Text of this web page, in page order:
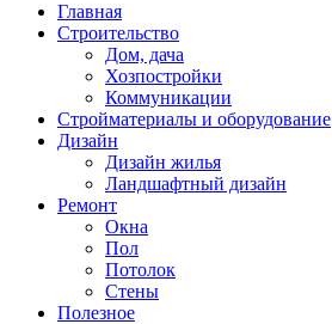
Главная
Строительство
Дом, дача
Хозпостройки
Коммуникации
Стройматериалы и оборудование
Дизайн
Дизайн жилья
Ландшафтный дизайн
Ремонт
Окна
Пол
Потолок
Стены
Полезное